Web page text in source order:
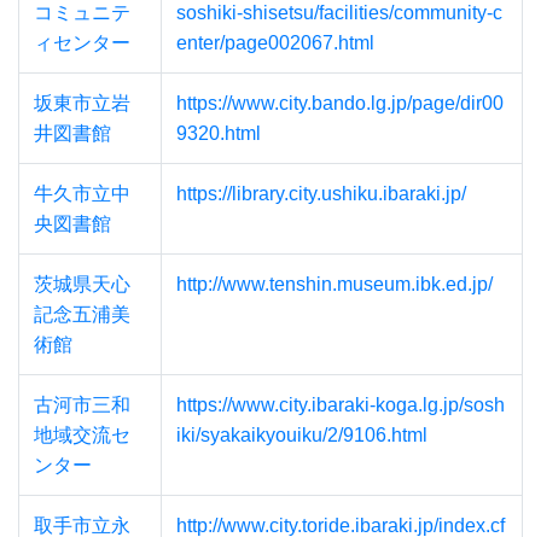
コミュニテ
ィセンター
soshiki-shisetsu/facilities/community-c
enter/page002067.html
坂東市立岩
井図書館
https://www.city.bando.lg.jp/page/dir00
9320.html
牛久市立中
央図書館
https://library.city.ushiku.ibaraki.jp/
茨城県天心
記念五浦美
術館
http://www.tenshin.museum.ibk.ed.jp/
古河市三和
地域交流セ
ンター
https://www.city.ibaraki-koga.lg.jp/sosh
iki/syakaikyouiku/2/9106.html
取手市立永
http://www.city.toride.ibaraki.jp/index.cf